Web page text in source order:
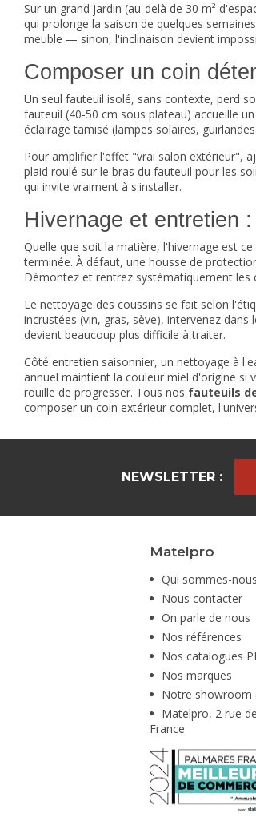
Sur un grand jardin (au-delà de 30 m²
qui prolonge la saison de quelques
meuble — sinon, l'inclinaison devient
Composer un coin
Un seul fauteuil isolé, sans contexte, perd
fauteuil (40-50 cm sous plateau) accueille
éclairage tamisé (lampes solaires,
Pour amplifier l'effet "vrai salon extérieur",
plaid roulé sur le bras du fauteuil pour les
qui invite vraiment à s'installer.
Hivernage et entretien
Quelle que soit la matière, l'hivernage est
terminée. À défaut, une housse de
Démontez et rentrez systématiquement les
Le nettoyage des coussins se fait selon
incrustées (vin, gras, sève), intervenez
devient beaucoup plus difficile à traiter.
Côté entretien saisonnier, un nettoyage à
annuel maintient la couleur miel d'origine
rouille de progresser. Tous nos fauteuils
composer un coin extérieur complet,
NEWSLETTER :
Matelpro
Qui sommes-
Nous contacter
On parle de nous
Nos références
Nos catalogues
Nos marques
Notre showroom
Matelpro, 2 rue
France